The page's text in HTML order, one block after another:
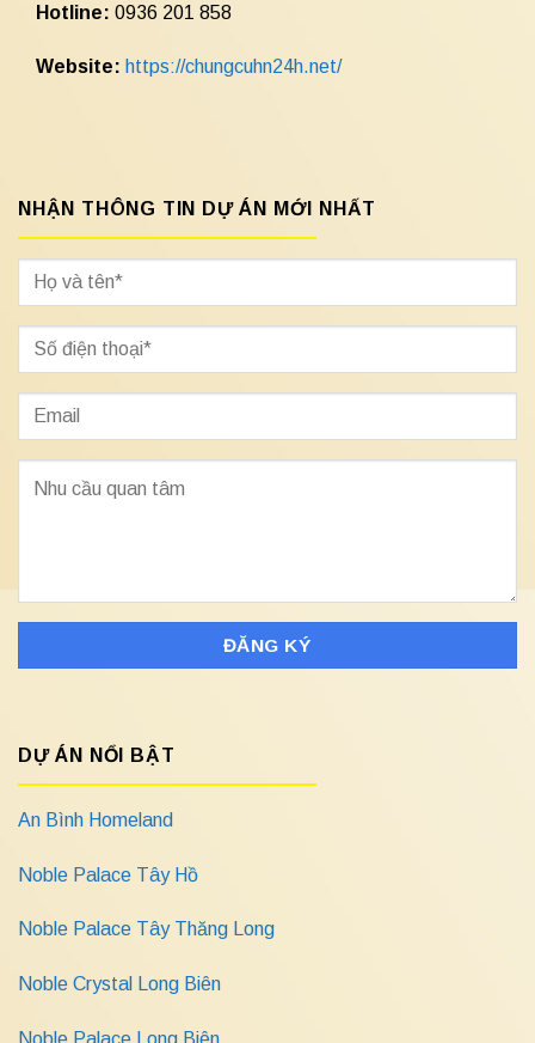
Hotline: 0936 201 858
Website: https://chungcuhn24h.net/
NHẬN THÔNG TIN DỰ ÁN MỚI NHẤT
DỰ ÁN NỔI BẬT
An Bình Homeland
Noble Palace Tây Hồ
Noble Palace Tây Thăng Long
Noble Crystal Long Biên
Noble Palace Long Biên